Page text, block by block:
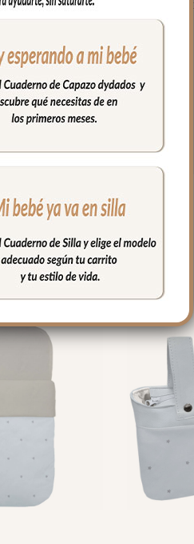
mientras llevas a tu bebe en su
forma muy fácil y cómoda; abres
del guante.
al natural.